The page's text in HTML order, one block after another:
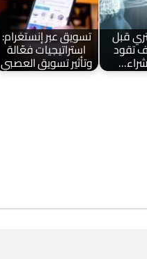
قبل
تقود
تسويق عبر إنستغرام:
استراتيجيات فعّالة
وتأثير تسويق العصبي